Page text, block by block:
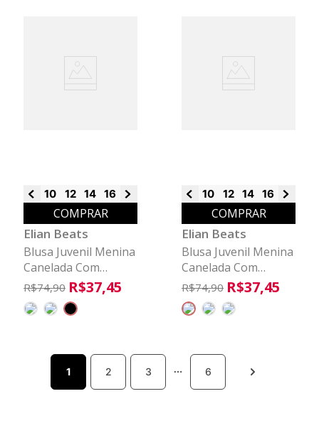
10 12 14 16 18
COMPRAR
Elian Beats
Blusa Juvenil Menina
Canelada Com
Amarração Beats
Preto
R$74,90 R$37,45
10 12 14 16 18
COMPRAR
Elian Beats
Blusa Juvenil Menina
Canelada Com
Amarração Beats
Bege
R$74,90 R$37,45
1 2 3 6